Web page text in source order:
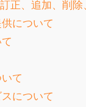
正、追加、削除
について
て
について